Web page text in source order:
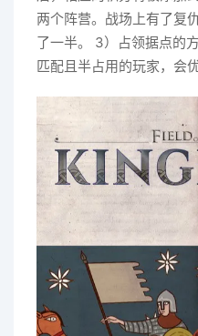
两个阵营。战场上有了复
了一半。 3）占领据点的
匹配且半占用的玩家，会